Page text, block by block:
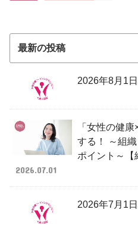
最新の投稿
2026年8月1
「女性の健
する！ ～組
ポイント～【
2026.07.01
2026年7月1